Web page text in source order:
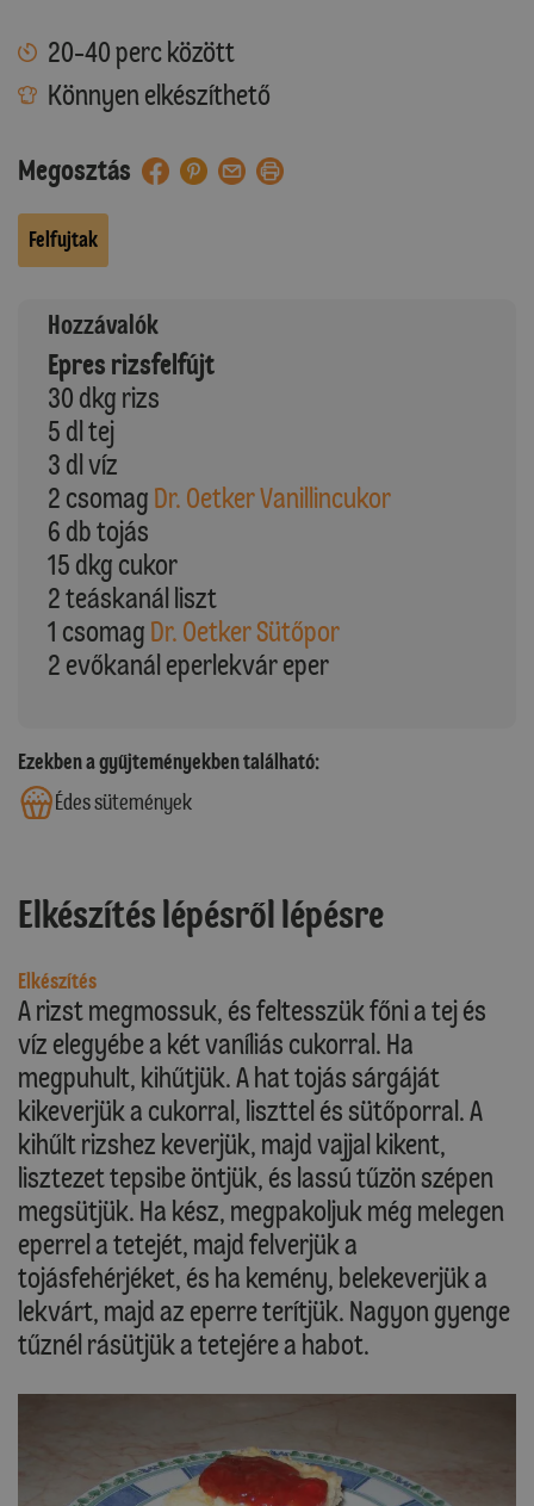
20-40 perc között
Könnyen elkészíthető
Megosztás
Felfujtak
Hozzávalók
Epres rizsfelfújt
30 dkg rizs
5 dl tej
3 dl víz
2 csomag Dr. Oetker Vanillincukor
6 db tojás
15 dkg cukor
2 teáskanál liszt
1 csomag Dr. Oetker Sütőpor
2 evőkanál eperlekvár eper
Ezekben a gyűjteményekben található:
Édes sütemények
Elkészítés lépésről lépésre
Elkészítés
A rizst megmossuk, és feltesszük főni a tej és
víz elegyébe a két vaníliás cukorral. Ha
megpuhult, kihűtjük. A hat tojás sárgáját
kikeverjük a cukorral, liszttel és sütőporral. A
kihűlt rizshez keverjük, majd vajjal kikent,
lisztezet tepsibe öntjük, és lassú tűzön szépen
megsütjük. Ha kész, megpakoljuk még melegen
eperrel a tetejét, majd felverjük a
tojásfehérjéket, és ha kemény, belekeverjük a
lekvárt, majd az eperre terítjük. Nagyon gyenge
tűznél rásütjük a tetejére a habot.